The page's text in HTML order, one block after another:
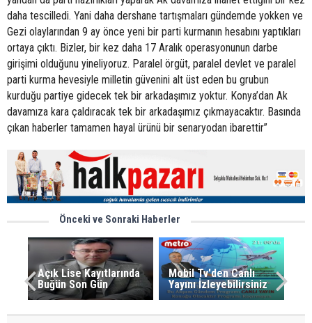
daha tescilledi. Yani daha dershane tartışmaları gündemde yokken ve
Gezi olaylarından 9 ay önce yeni bir parti kurmanın hesabını yaptıkları
ortaya çıktı. Bizler, bir kez daha 17 Aralık operasyonunun darbe
girişimi olduğunu yineliyoruz. Paralel örgüt, paralel devlet ve paralel
parti kurma hevesiyle milletin güvenini alt üst eden bu grubun
kurduğu partiye gidecek tek bir arkadaşımız yoktur. Konya’dan Ak
davamıza kara çaldıracak tek bir arkadaşımız çıkmayacaktır. Basında
çıkan haberler tamamen hayal ürünü bir senaryodan ibarettir”
Önceki ve Sonraki Haberler
Açık Lise Kayıtlarında
Buğün Son Gün
Mobil Tv'den Canlı
Yayını İzleyebilirsiniz